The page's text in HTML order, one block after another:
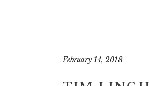
February 14, 2018